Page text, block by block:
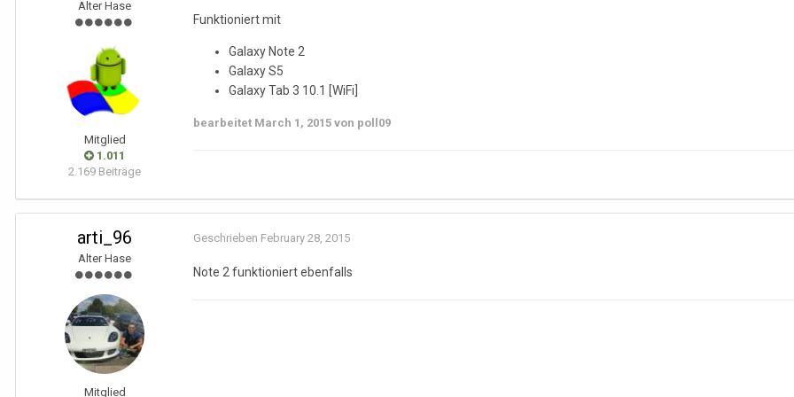
Alter Hase
Mitglied
1.011
2.169 Beiträge
Funktioniert mit
Galaxy Note 2
Galaxy S5
Galaxy Tab 3 10.1 [WiFi]
bearbeitet March 1, 2015 von poll09
arti_96
Alter Hase
Mitglied
Geschrieben February 28, 2015
Note 2 funktioniert ebenfalls